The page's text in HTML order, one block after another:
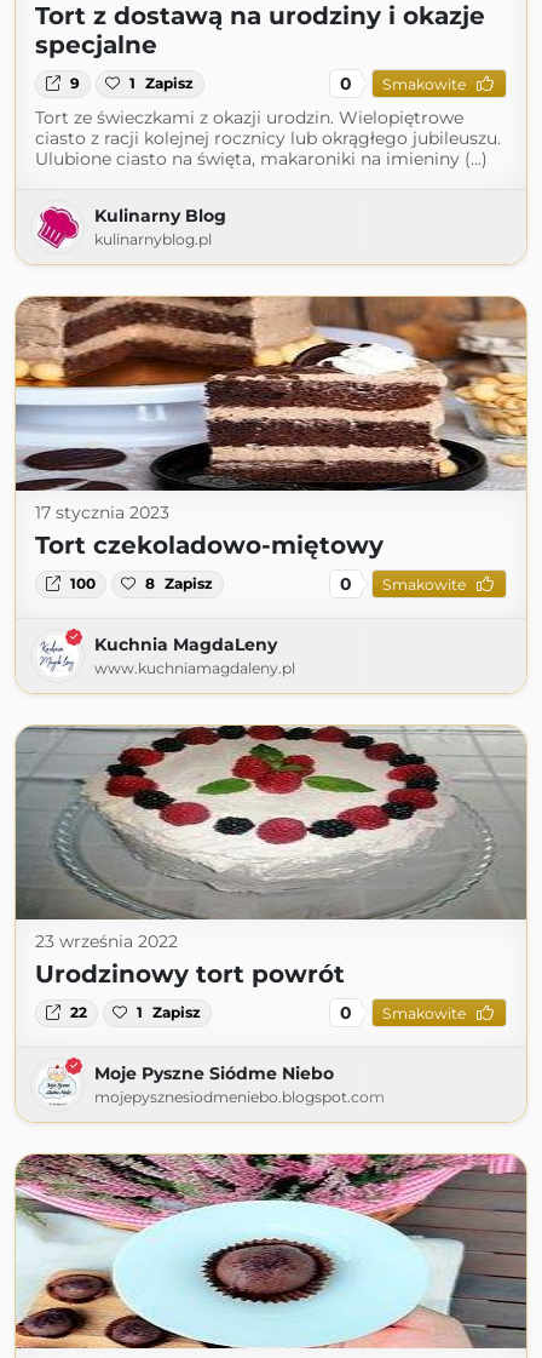
Tort z dostawą na urodziny i okazje
specjalne
9 1 Zapisz 0 Smakowite
Tort ze świeczkami z okazji urodzin. Wielopiętrowe
ciasto z racji kolejnej rocznicy lub okrągłego jubileuszu.
Ulubione ciasto na święta, makaroniki na imieniny (...)
Kulinarny Blog
kulinarnyblog.pl
17 stycznia 2023
Tort czekoladowo-miętowy
100 8 Zapisz 0 Smakowite
Kuchnia MagdaLeny
www.kuchniamagdaleny.pl
23 września 2022
Urodzinowy tort powrót
22 1 Zapisz 0 Smakowite
Moje Pyszne Siódme Niebo
mojepysznesiodmeniebo.blogspot.com